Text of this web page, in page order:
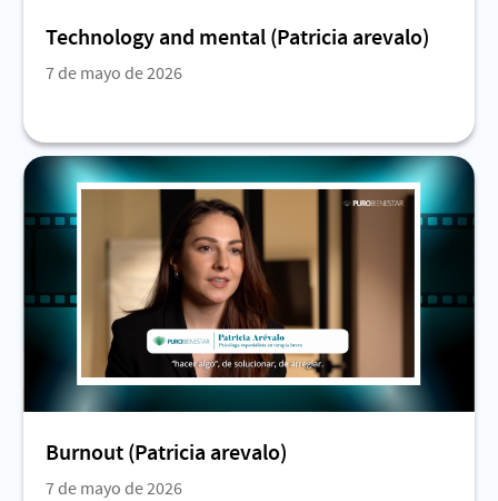
Technology and mental (Patricia arevalo)
7 de mayo de 2026
Burnout (Patricia arevalo)
7 de mayo de 2026